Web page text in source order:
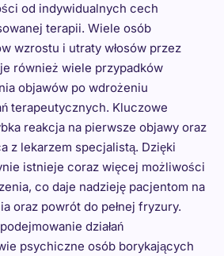
od indywidualnych cech
terapii. Wiele osób
wzrostu i utraty włosów przez
również wiele przypadków
objawów po wdrożeniu
terapeutycznych. Kluczowe
reakcja na pierwsze objawy oraz
z lekarzem specjalistą. Dzięki
istnieje coraz więcej możliwości
co daje nadzieję pacjentom na
oraz powrót do pełnej fryzury.
działań
psychiczne osób borykających